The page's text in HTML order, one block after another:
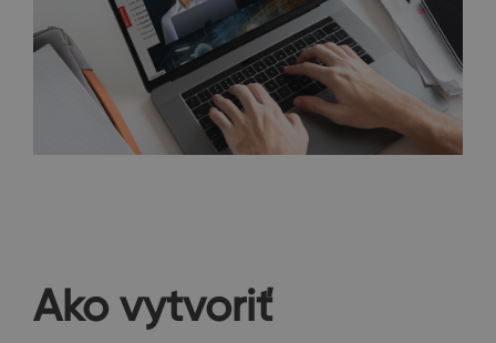
Ako vytvoriť